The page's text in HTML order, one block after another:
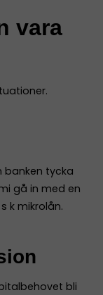
vara
tycka
gå in med en
k mikrolån.
bli